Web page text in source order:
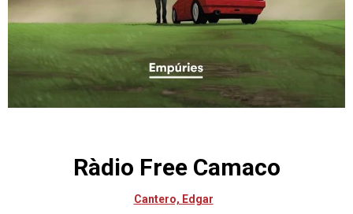
Ràdio Free Camaco
Cantero, Edgar